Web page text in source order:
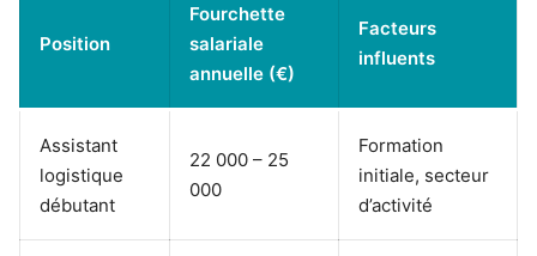
Position
Fourchette
salariale
annuelle (€)
Facteurs
influents
Assistant
logistique
débutant
22 000 – 25
000
Formation
initiale, secteur
d’activité